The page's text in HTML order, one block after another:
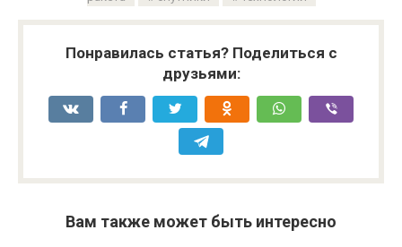
Понравилась статья? Поделиться с
друзьями:
Вам также может быть интересно